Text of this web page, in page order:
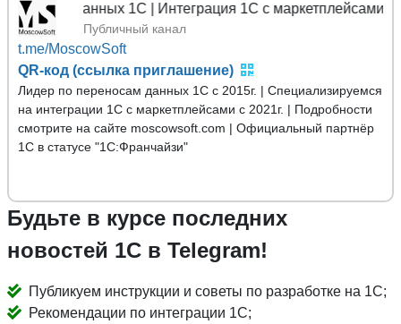
данных 1С | Интеграция 1С с маркетплейсами
Публичный канал
t.me/MoscowSoft
QR-код (ссылка приглашение)
Лидер по переносам данных 1С с 2015г. | Специализируемся
на интеграции 1С с маркетплейсами с 2021г. | Подробности
смотрите на сайте moscowsoft.com | Официальный партнёр
1С в статусе "1С:Франчайзи"
Будьте в курсе последних
новостей 1С в Telegram!
Публикуем инструкции и советы по разработке на 1С;
Рекомендации по интеграции 1С;